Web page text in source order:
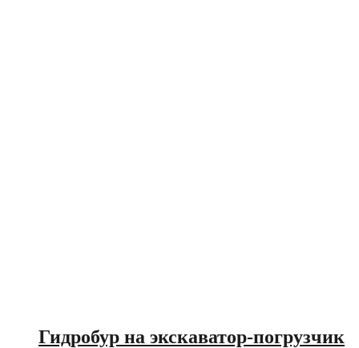
Гидробур на экскаватор-погрузчик